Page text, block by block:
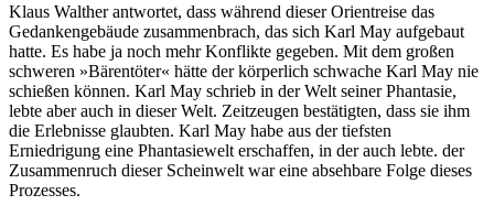
Klaus Walther antwortet, dass während dieser Orientreise das
Gedankengebäude zusammenbrach, das sich Karl May aufgebaut
hatte. Es habe ja noch mehr Konflikte gegeben. Mit dem großen
schweren »Bärentöter« hätte der körperlich schwache Karl May nie
schießen können. Karl May schrieb in der Welt seiner Phantasie,
lebte aber auch in dieser Welt. Zeitzeugen bestätigten, dass sie ihm
die Erlebnisse glaubten. Karl May habe aus der tiefsten
Erniedrigung eine Phantasiewelt erschaffen, in der auch lebte. der
Zusammenruch dieser Scheinwelt war eine absehbare Folge dieses
Prozesses.